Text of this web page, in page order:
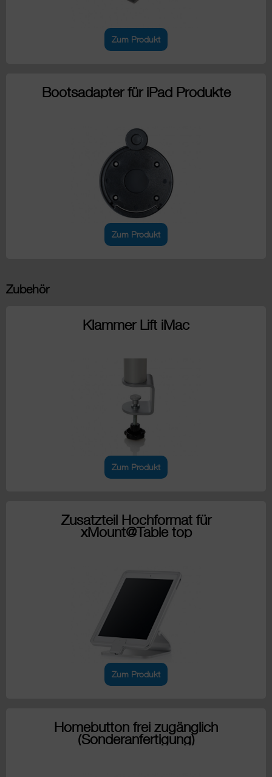
Zum Produkt
Bootsadapter für iPad Produkte
Zum Produkt
Zubehör
Klammer Lift iMac
Zum Produkt
Zusatzteil Hochformat für
xMount@Table top
Zum Produkt
Homebutton frei zugänglich
(Sonderanfertigung)